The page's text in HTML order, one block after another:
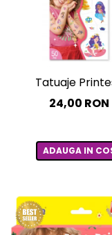
Tatuaje
24,00 RON
ADAUGA IN